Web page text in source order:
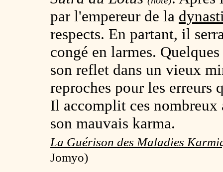
par l'empereur de la
respects. En partant, il
congé en larmes.
son reflet dans un vieux
reproches pour les erreurs
Il accomplit ces nombreux
son mauvais karma.
La Guérison des Maladies
Jomyo)